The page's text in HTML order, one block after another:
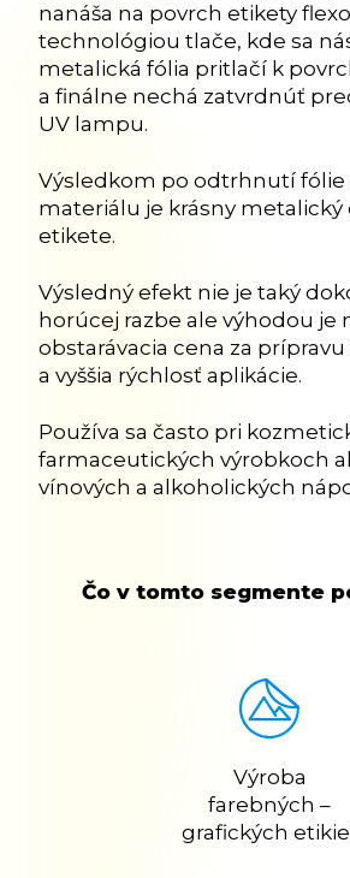
nanáša na povrch etikety
technológiou tlače, kde sa
metalická fólia pritlačí k
a finálne nechá zatvrdnúť
UV lampu.
Výsledkom po odtrhnutí fólie
materiálu je krásny metalický
etikete.
Výsledný efekt nie je taký
horúcej razbe ale výhodou je
obstarávacia cena za
a vyššia rýchlosť aplikácie.
Používa sa často pri
farmaceutických výrobkoch
vínových a alkoholických
Čo v tomto segmente
Výroba
farebných –
grafických